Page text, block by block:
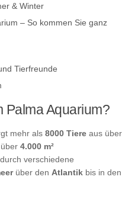
& Winter
– So kommen Sie ganz
Tierfreunde
Palma Aquarium?
mehr als 8000 Tiere aus über
über 4.000 m²
verschiedene
über den Atlantik bis in den